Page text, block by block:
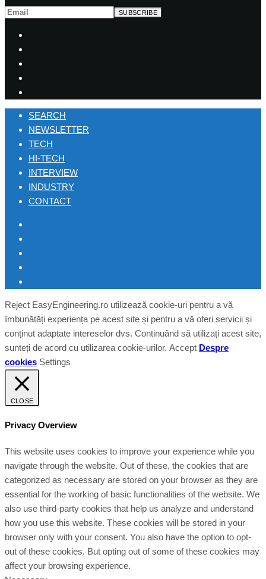
SEARCH
NEWSLETTER
TECH
HI-TECH
INTERVIEW
INDUSTRY
CONTACT
Reject EasyEngineering.ro utilizează cookie-uri pentru a vă
îmbunătăți experiența pe acest site și pentru a vă oferi servicii și
conținut adaptate intereselor dvs. Continuând să utilizați acest site,
sunteți de acord cu utilizarea cookie-urilor. Accept Despre
cookies Settings
CLOSE
Privacy Overview
This website uses cookies to improve your experience while you
navigate through the website. Out of these, the cookies that are
categorized as necessary are stored on your browser as they are
essential for the working of basic functionalities of the website. We
also use third-party cookies that help us analyze and understand
how you use this website. These cookies will be stored in your
browser only with your consent. You also have the option to opt-
out of these cookies. But opting out of some of these cookies may
affect your browsing experience.